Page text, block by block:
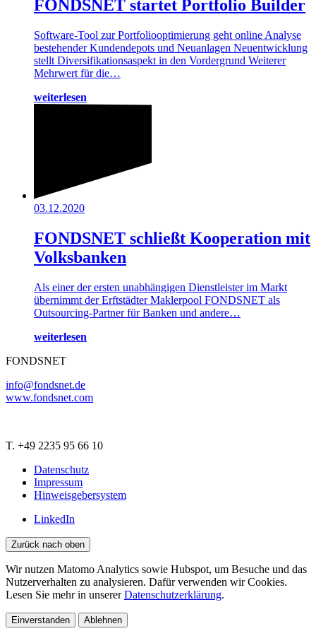
FONDSNET startet Portfolio Builder
Software-Tool zur Portfoliooptimierung geht online Analyse
bestehender Kundendepots und Neuanlagen Neuentwicklung
stellt Diversifikationsaspekt in den Vordergrund Weiterer
Mehrwert für die…
weiterlesen
03.12.2020
FONDSNET schließt Kooperation mit
Volksbanken
Als einer der ersten unabhängigen Dienstleister im Markt
übernimmt der Erftstädter Maklerpool FONDSNET als
Outsourcing-Partner für Banken und andere…
weiterlesen
FONDSNET
info@fondsnet.de
www.fondsnet.com
T. +49 2235 95 66 10
Datenschutz
Impressum
Hinweisgebersystem
LinkedIn
Zurück nach oben
Wir nutzen Matomo Analytics sowie Hubspot, um Besuche und das
Nutzerverhalten zu analysieren. Dafür verwenden wir Cookies.
Lesen Sie mehr in unsererDatenschutzerklärung.
Einverstanden Ablehnen